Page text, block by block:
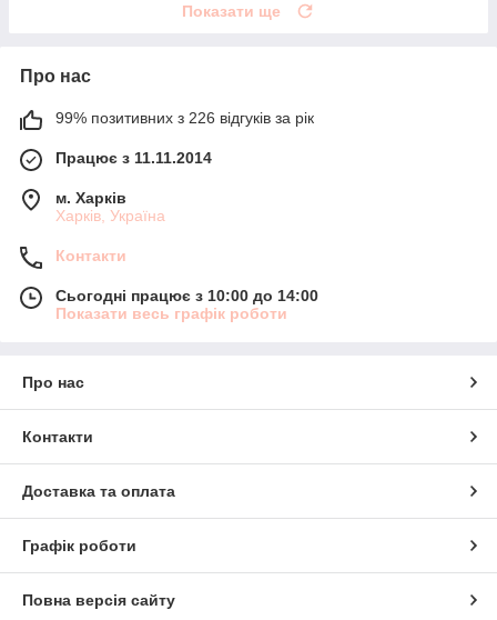
Показати ще
Про нас
99% позитивних з 226 відгуків за рік
Працює з 11.11.2014
м. Харків
Харків, Україна
Контакти
Сьогодні працює з 10:00 до 14:00
Показати весь графік роботи
Про нас
Контакти
Доставка та оплата
Графік роботи
Повна версія сайту